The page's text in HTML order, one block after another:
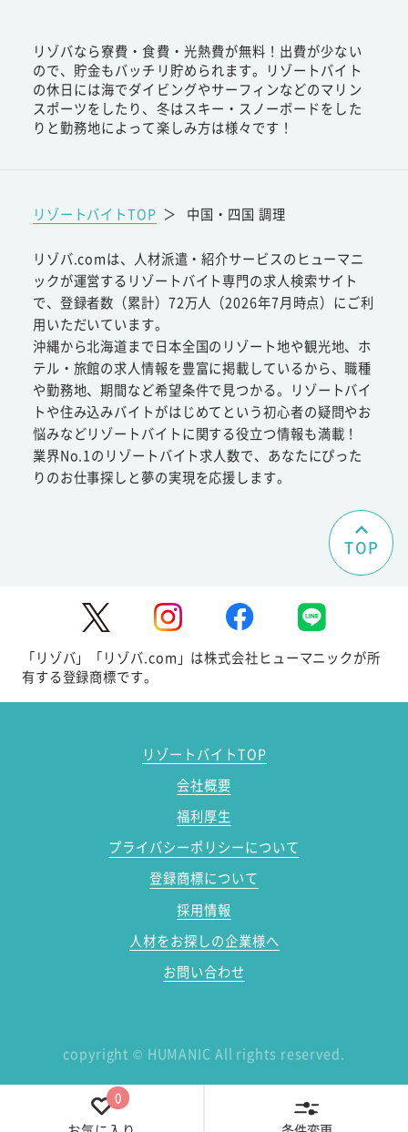
リゾバなら寮費・食費・光熱費が無料！出費が少ない
ので、貯金もバッチリ貯められます。リゾートバイト
の休日には海でダイビングやサーフィンなどのマリン
スポーツをしたり、冬はスキー・スノーボードをした
りと勤務地によって楽しみ方は様々です！
リゾートバイトTOP ＞ 中国・四国 調理
リゾバ.comは、人材派遣・紹介サービスのヒューマニ
ックが運営するリゾートバイト専門の求人検索サイト
で、登録者数（累計）72万人（2026年7月時点）にご利
用いただいています。
沖縄から北海道まで日本全国のリゾート地や観光地、ホ
テル・旅館の求人情報を豊富に掲載しているから、職種
や勤務地、期間など希望条件で見つかる。リゾートバイ
トや住み込みバイトがはじめてという初心者の疑問やお
悩みなどリゾートバイトに関する役立つ情報も満載！
業界No.1のリゾートバイト求人数で、あなたにぴった
りのお仕事探しと夢の実現を応援します。
TOP
「リゾバ」「リゾバ.com」は株式会社ヒューマニックが所
有する登録商標です。
リゾートバイトTOP
会社概要
福利厚生
プライバシーポリシーについて
登録商標について
採用情報
人材をお探しの企業様へ
お問い合わせ
copyright © HUMANIC All rights reserved.
0